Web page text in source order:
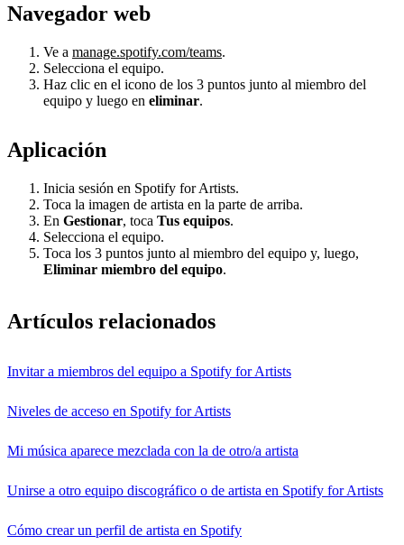
Navegador web
Ve a manage.spotify.com/teams.
Selecciona el equipo.
Haz clic en el icono de los 3 puntos junto al miembro del
equipo y luego en eliminar.
Aplicación
Inicia sesión en Spotify for Artists.
Toca la imagen de artista en la parte de arriba.
En Gestionar, toca Tus equipos.
Selecciona el equipo.
Toca los 3 puntos junto al miembro del equipo y, luego,
Eliminar miembro del equipo.
Artículos relacionados
Invitar a miembros del equipo a Spotify for Artists
Niveles de acceso en Spotify for Artists
Mi música aparece mezclada con la de otro/a artista
Unirse a otro equipo discográfico o de artista en Spotify for Artists
Cómo crear un perfil de artista en Spotify